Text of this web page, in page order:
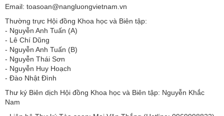
Email: toasoan@nangluongvietnam.vn
Thường trực Hội đồng Khoa học và Biên tập:
​​​​​​- Nguyễn Anh Tuấn (A)
- Lê Chí Dũng
- Nguyễn Anh Tuấn (B)
- Nguyễn Thái Sơn
- Nguyễn Huy Hoạch
- Đào Nhật Đình
Thư ký Biên dịch Hội đồng Khoa học và Biên tập: Nguyễn Khắc
Nam